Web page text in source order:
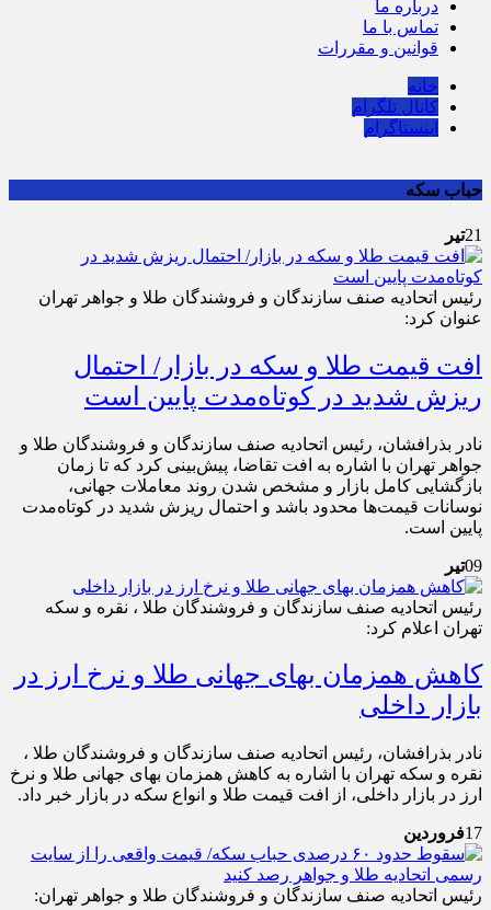
درباره ما
تماس با ما
قوانین و مقررات
خانه
کانال تلگرام
اینستاگرام
حباب سکه
21تیر
رئیس اتحادیه صنف سازندگان و فروشندگان طلا و جواهر تهران
عنوان کرد:
افت قیمت طلا و سکه در بازار/ احتمال
ریزش شدید در کوتاه‌مدت پایین است
نادر بذرافشان، رئیس اتحادیه صنف سازندگان و فروشندگان طلا و
جواهر تهران با اشاره به افت تقاضا، پیش‌بینی کرد که تا زمان
بازگشایی کامل بازار و مشخص شدن روند معاملات جهانی،
نوسانات قیمت‌ها محدود باشد و احتمال ریزش شدید در کوتاه‌مدت
پایین است.
09تیر
رئیس اتحادیه صنف سازندگان و فروشندگان طلا ، نقره و سکه
تهران اعلام کرد:
کاهش همزمان بهای جهانی طلا و نرخ ارز در
بازار داخلی
نادر بذرافشان، رئیس اتحادیه صنف سازندگان و فروشندگان طلا ،
نقره و سکه تهران با اشاره به کاهش همزمان بهای جهانی طلا و نرخ
ارز در بازار داخلی، از افت قیمت طلا و انواع سکه در بازار خبر داد.
17فروردین
رئیس اتحادیه صنف سازندگان و فروشندگان طلا و جواهر تهران: